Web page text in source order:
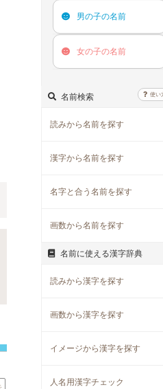
男の子の名前
女の子の名前
名前検索 使い
読みから名前を探す
漢字から名前を探す
名字と合う名前を探す
画数から名前を探す
名前に使える漢字辞典
読みから漢字を探す
画数から漢字を探す
イメージから漢字を探す
人名用漢字チェック